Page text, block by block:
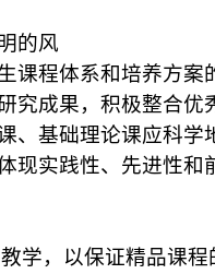
的风
课程体系和培养方案
究成果，积极整合优
、基础理论课应科学
现实践性、先进性和
学，以保证精品课